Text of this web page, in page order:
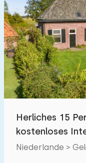
Herliches 15
kostenloses
Niederlande >